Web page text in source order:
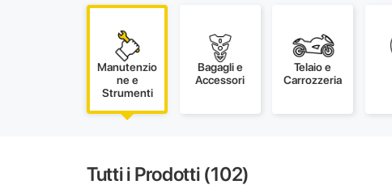
Manutenzio
ne e
Strumenti
Bagagli e
Accessori
Telaio e
Carrozzeria
Tutti i Prodotti (102)